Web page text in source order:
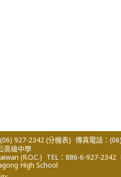
927-2342 (分機表) 傳真電話：
高級中學
(R.O.C.) TEL：886-6-927-2342
High School